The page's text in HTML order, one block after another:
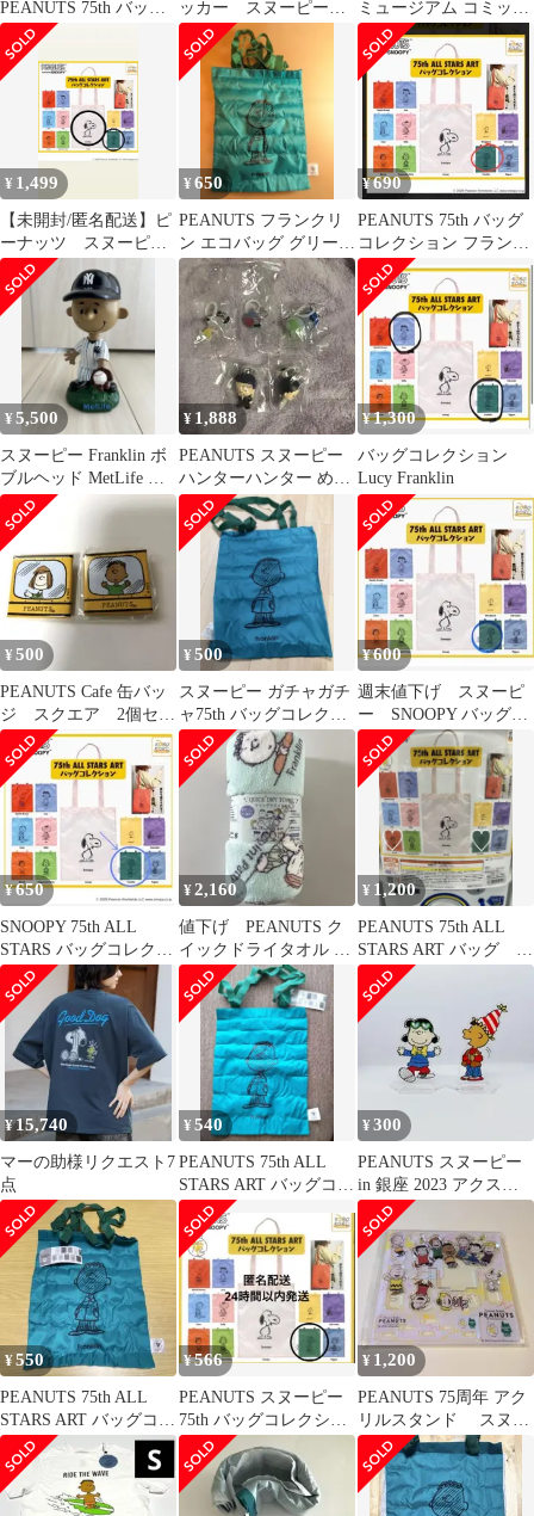
PEANUTS 75th バッグ
コレクション
ッカー スヌーピータ
ウン スヌーピーフレ
ンズ シール
ミュージアム コミック
缶マグネット
¥ 1,499
【未開封/匿名配送】ピ
ーナッツ スヌーピ
ー バッグコレクショ
ン 2種
¥650
PEANUTS フランクリ
ン エコバッグ グリーン
ピーナッツ/スヌーピー
¥690
PEANUTS 75th バッグ
コレクション フランク
リン スヌーピー
¥5,500
スヌーピー Franklin ボ
ブルヘッド MetLife 限
定品
¥ 1,888
PEANUTS スヌーピー
ハンターハンター めじ
るしアクセサリー
¥1,300
バッグコレクション
Lucy Franklin
¥ 500
PEANUTS Cafe 缶バッ
ジ スクエア 2個セッ
ト スヌーピー
¥500
スヌーピー ガチャガチ
ャ75th バッグコレクシ
ョン フランクリン
¥600
週末値下げ スヌーピ
ー SNOOPY バッグコ
レクション Franklin
¥650
SNOOPY 75th ALL
STARS バッグコレクシ
ョン[フランクリン]
¥2,160
値下げ PEANUTS ク
イックドライタオル バ
スタオル ミント オー
ルフレンズ
¥ 1,200
PEANUTS 75th ALL
STARS ART バッグ 2
点
¥15,740
マーの助様リクエスト7
点
¥540
PEANUTS 75th ALL
STARS ART バッグコレ
クション
¥300
PEANUTS スヌーピー
in 銀座 2023 アクスタ
サリー フランクリン
¥550
PEANUTS 75th ALL
STARS ART バッグコレ
クション
¥566
PEANUTS スヌーピー
75th バッグコレクショ
ン フランクリン
¥ 1,200
PEANUTS 75周年 アク
リルスタンド スヌー
ピータウン スヌーピ
ー